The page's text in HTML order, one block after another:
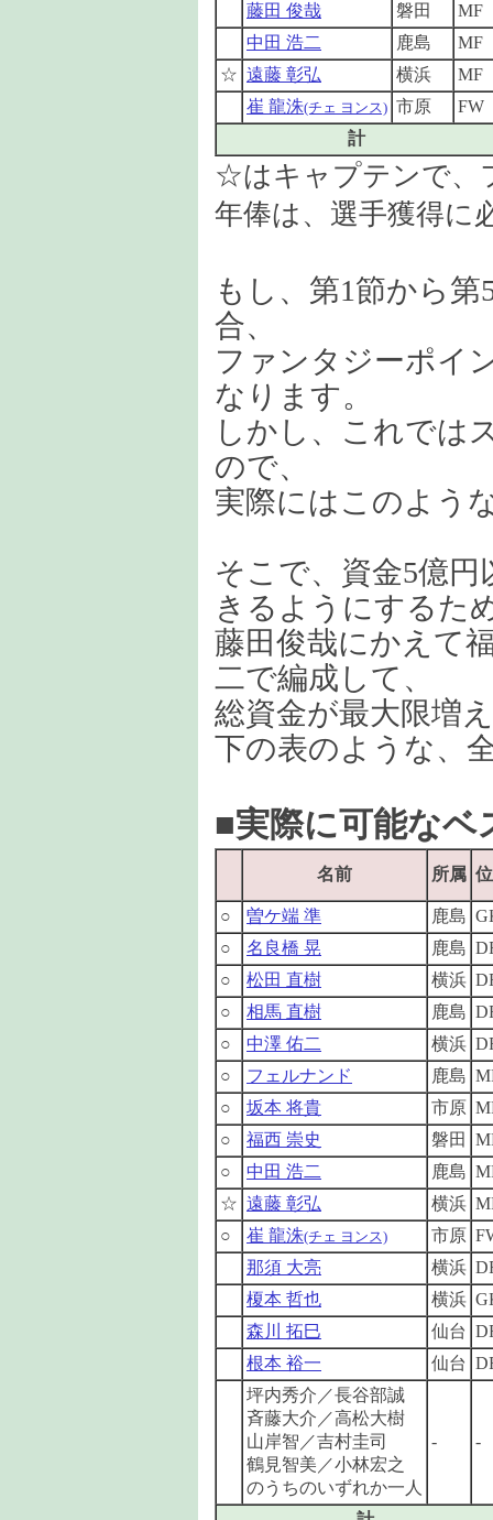
藤田 俊哉
磐田
MF
中田 浩二
鹿島
MF
☆ 遠藤 彰弘 横浜
MF
崔 龍洙(チェ ヨンス) 市原
FW
計
☆はキャプテンで、
年俸は、選手獲得に
もし、第1節から
合、
ファンタジーポイ
なります。
しかし、これでは
ので、
実際にはこのよう
そこで、資金5億
きるようにするた
藤田俊哉にかえて
二で編成して、
総資金が最大限増
下の表のような、
■実際に可能なベ
名前 所属
○ 曽ケ端 準 鹿島
○
名良橋 晃 鹿島
○
松田 直樹 横浜
○
相馬 直樹 鹿島
○
中澤 佑二 横浜
○
フェルナンド 鹿島
○
坂本 将貴 市原
○
福西 崇史 磐田
○
中田 浩二 鹿島
☆ 遠藤 彰弘 横浜
○
崔 龍洙(チェ ヨンス) 市原
那須 大亮
横浜
榎本 哲也
横浜
森川 拓巳
仙台
根本 裕一
仙台
坪内秀介／長谷部誠
斉藤大介／高松大樹
山岸智／吉村圭司
鶴見智美／小林宏之
のうちのいずれか一人
- -